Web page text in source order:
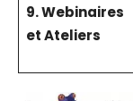
9. Webinaires
et Ateliers